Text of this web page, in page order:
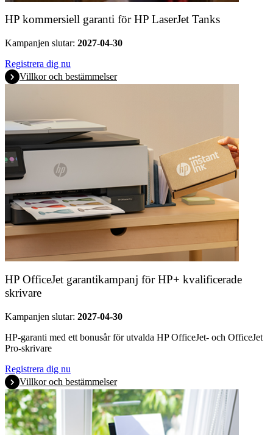
HP kommersiell garanti för HP LaserJet Tanks
Kampanjen slutar: 2027-04-30
Registrera dig nu
Villkor och bestämmelser
HP OfficeJet garantikampanj för HP+ kvalificerade
skrivare
Kampanjen slutar: 2027-04-30
HP-garanti med ett bonusår för utvalda HP OfficeJet- och OfficeJet
Pro-skrivare
Registrera dig nu
Villkor och bestämmelser